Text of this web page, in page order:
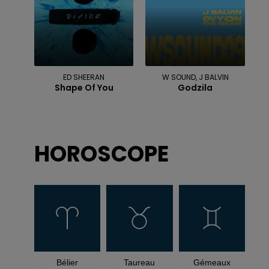
ED SHEERAN
Shape Of You
W SOUND, J BALVIN
Godzila
HOROSCOPE
Bélier Taureau Gémeaux